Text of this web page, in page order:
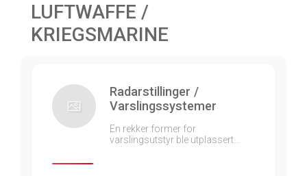
LUFTWAFFE /
KRIEGSMARINE
Radarstillinger /
Varslingssystemer
En rekker former for
varslingsutstyr ble utplassert…